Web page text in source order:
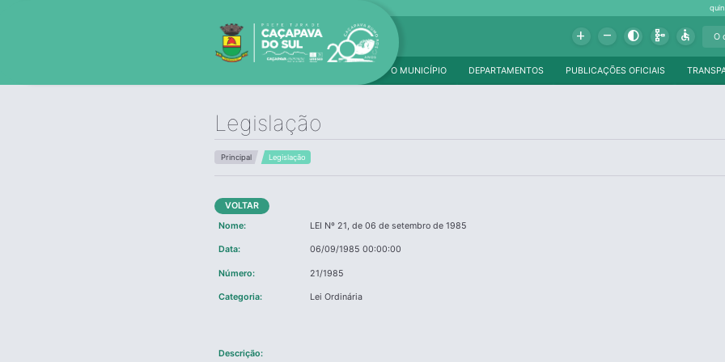
Add Remove Contrast Schema Accessible
PUBLICAÇÕES OFICIAIS
DEPARTAMENTOS
O MUNICÍPIO
Legislação
Principal Legislação
VOLTAR
Nome:
LEI Nº 21, de 06 de setembro de 1985
Data: 06/09/1985 00:00:00
Número: 21/1985
Categoria: Lei Ordinária
Descrição: